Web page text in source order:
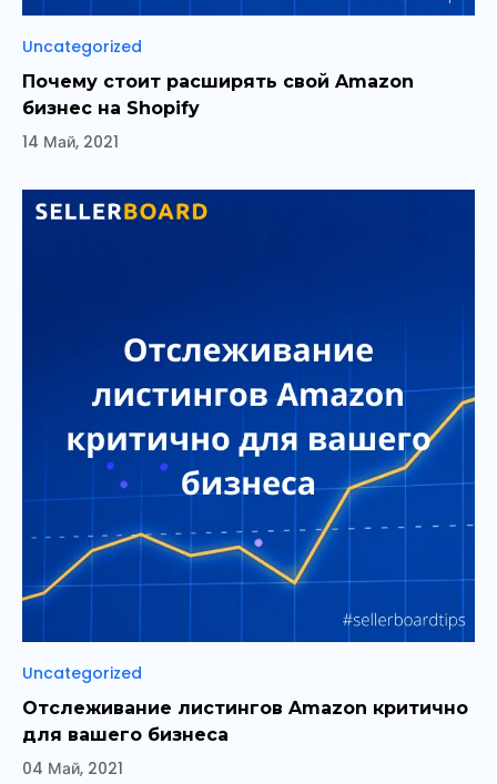
Рубрики
Uncategorized
Почему стоит расширять свой Amazon
бизнес на Shopify
14 Май, 2021
Рубрики
Uncategorized
Отслеживание листингов Amazon критично
для вашего бизнеса
04 Май, 2021